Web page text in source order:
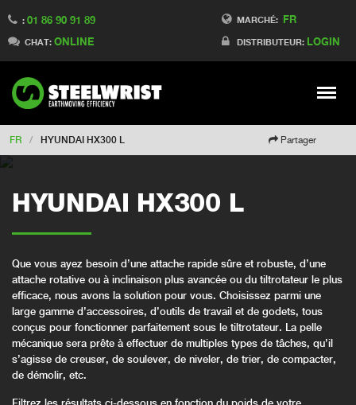
MARCHÉ: FR
DISTRIBUTEUR: LOGIN
: 01 86 90 91 89
CHAT: ONLINE
Meny
Switch to Finland
Switch to Denmark
Switch to China
Switch to Australia
Change market
FR / HYUNDAI HX300 L Partager
HYUNDAI HX300 L
Que vous ayez besoin d’une attache rapide sûre et robuste, d’une
attache rotative ou à inclinaison plus avancée ou du tiltrotateur le plus
efficace, nous avons la solution pour vous. Choisissez parmi une
large gamme d’accessoires, d’outils de travail et de godets, tous
conçus pour fonctionner parfaitement sous le tiltrotateur. La pelle
mécanique sera prête à effectuer de multiples types de tâches, qu’il
s’agisse de creuser, de soulever, de niveler, de trier, de compacter,
de démolir, etc.